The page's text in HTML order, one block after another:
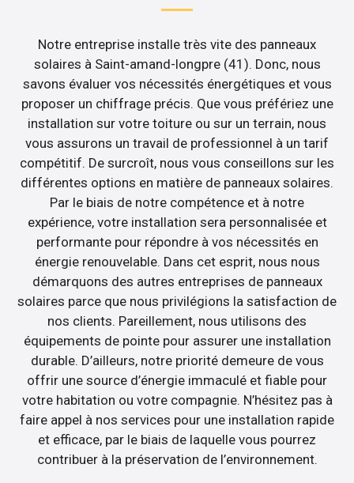
Notre entreprise installe très vite des panneaux
solaires à Saint-amand-longpre (41). Donc, nous
savons évaluer vos nécessités énergétiques et vous
proposer un chiffrage précis. Que vous préfériez une
installation sur votre toiture ou sur un terrain, nous
vous assurons un travail de professionnel à un tarif
compétitif. De surcroît, nous vous conseillons sur les
différentes options en matière de panneaux solaires.
Par le biais de notre compétence et à notre
expérience, votre installation sera personnalisée et
performante pour répondre à vos nécessités en
énergie renouvelable. Dans cet esprit, nous nous
démarquons des autres entreprises de panneaux
solaires parce que nous privilégions la satisfaction de
nos clients. Pareillement, nous utilisons des
équipements de pointe pour assurer une installation
durable. D’ailleurs, notre priorité demeure de vous
offrir une source d’énergie immaculé et fiable pour
votre habitation ou votre compagnie. N’hésitez pas à
faire appel à nos services pour une installation rapide
et efficace, par le biais de laquelle vous pourrez
contribuer à la préservation de l’environnement.